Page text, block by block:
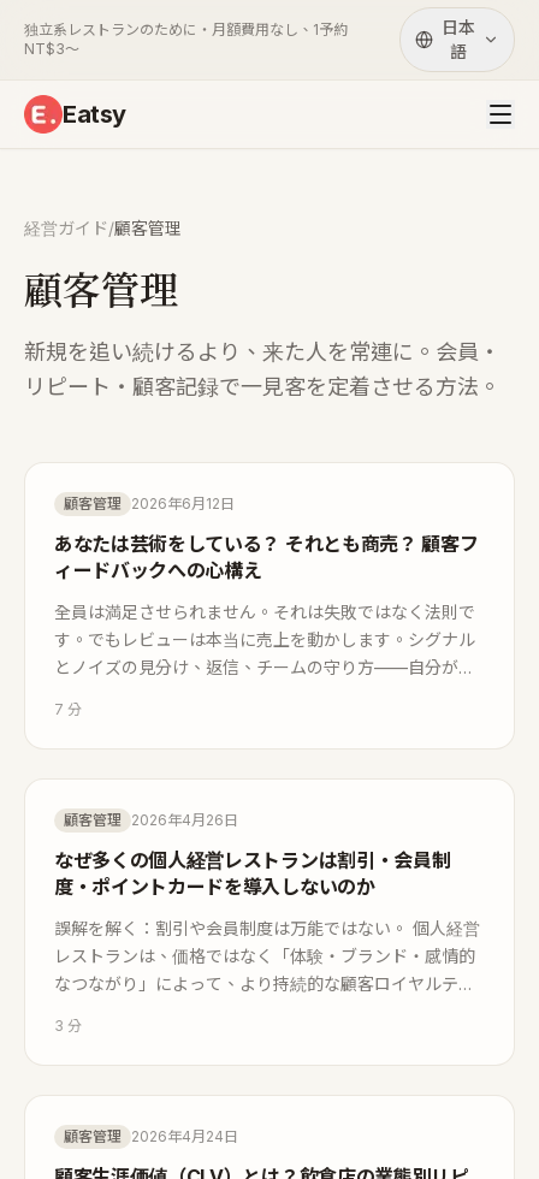
独立系レストランのために・月額費用なし、1予約
NT$3〜
日本
語
Eatsy
経営ガイド/顧客管理
顧客管理
新規を追い続けるより、来た人を常連に。会員・
リピート・顧客記録で一見客を定着させる方法。
顧客管理 2026年6月12日
あなたは芸術をしている？ それとも商売？ 顧客フ
ィードバックへの心構え
全員は満足させられません。それは失敗ではなく法則で
す。でもレビューは本当に売上を動かします。シグナル
とノイズの見分け、返信、チームの守り方——自分が制
7 分
顧客管理 2026年4月26日
なぜ多くの個人経営レストランは割引・会員制
度・ポイントカードを導入しないのか
誤解を解く：割引や会員制度は万能ではない。 個人経営
レストランは、価格ではなく「体験・ブランド・感情的
なつながり」によって、より持続的な顧客ロイヤルティ
3 分
顧客管理 2026年4月24日